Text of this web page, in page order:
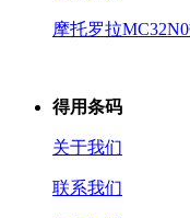
摩托罗拉
得用条码
关于我们
联系我们